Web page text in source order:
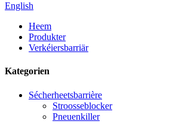
English
Heem
Produkter
Verkéiersbarriär
Kategorien
Sécherheetsbarrière
Stroosseblocker
Pneuenkiller